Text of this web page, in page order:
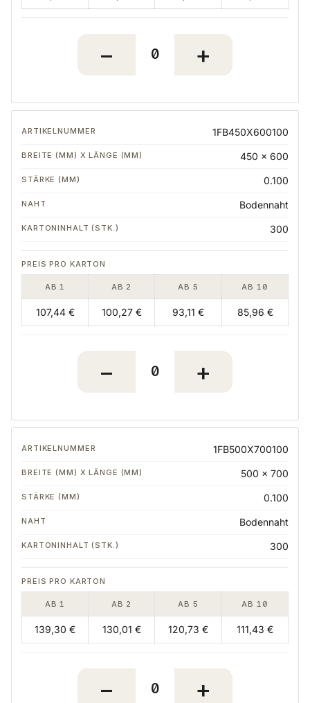
1FB450X600100
450 x 600
0.100
Bodennaht
300
AB 1 AB 2 AB 5 AB 10
107,44 € 100,27 € 93,11 € 85,96 €
1FB500X700100
500 x 700
0.100
Bodennaht
300
AB 1 AB 2 AB 5 AB 10
139,30 € 130,01 € 120,73 € 111,43 €